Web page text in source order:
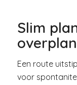
Slim
Een route
voor